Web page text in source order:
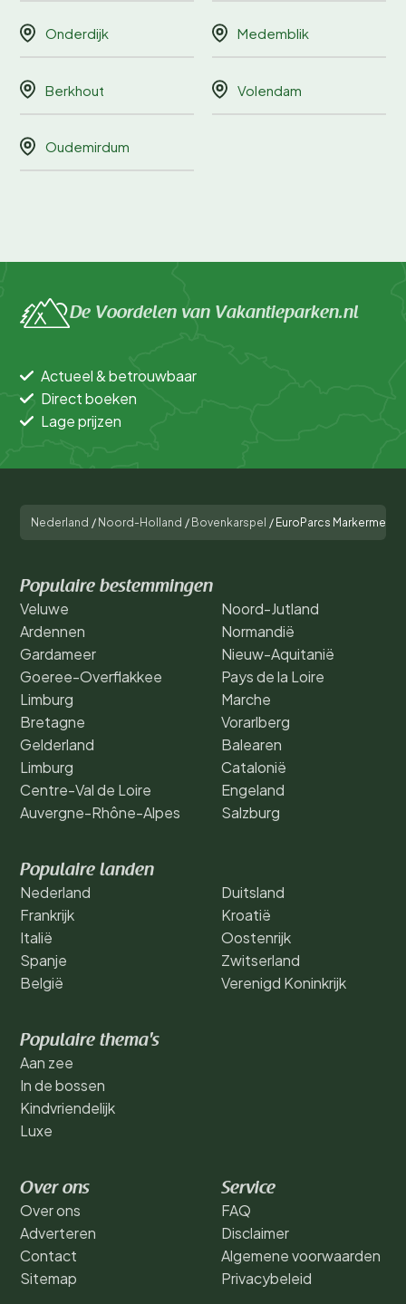
Onderdijk Medemblik
Berkhout Volendam
Oudemirdum
De Voordelen van Vakantieparken.nl
Actueel & betrouwbaar
Direct boeken
Lage prijzen
Nederland / Noord-Holland / Bovenkarspel / EuroParcs Markermeer
Populaire bestemmingen
Veluwe
Ardennen
Gardameer
Goeree-Overflakkee
Limburg
Bretagne
Gelderland
Limburg
Centre-Val de Loire
Auvergne-Rhône-Alpes
Noord-Jutland
Normandië
Nieuw-Aquitanië
Pays de la Loire
Marche
Vorarlberg
Balearen
Catalonië
Engeland
Salzburg
Populaire landen
Nederland
Frankrijk
Italië
Spanje
België
Duitsland
Kroatië
Oostenrijk
Zwitserland
Verenigd Koninkrijk
Populaire thema's
Aan zee
In de bossen
Kindvriendelijk
Luxe
Over ons
Over ons
Adverteren
Contact
Sitemap
Service
FAQ
Disclaimer
Algemene voorwaarden
Privacybeleid